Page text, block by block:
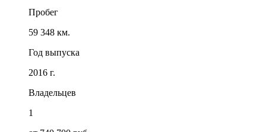
Пробег
59 348 км.
Год выпуска
2016 г.
Владельцев
1